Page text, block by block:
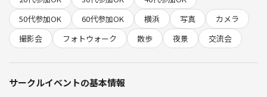
①
臨港パークからみるパシフィコ横浜やみなとみらい地区のビル群を望む
ベストスポットのアーチ橋などで撮影や散歩をして大桟橋に向かいます
②
とが出来ます(^_-)-☆
50代参加OK
60代参加OK 横浜 写真
カメラ
撮影会
フォトウォーク 散歩 夜景 交流会
サークルイベントの基本情報